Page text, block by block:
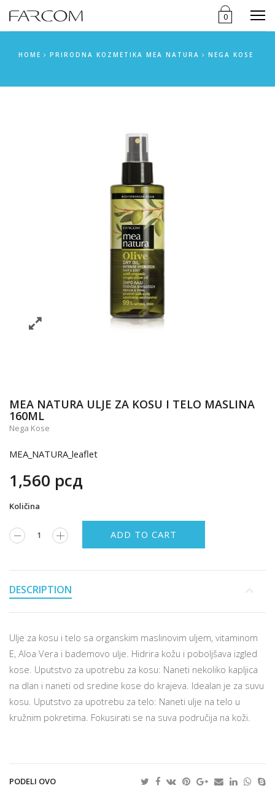
0 Menu
HOME PRIRODNA KOZMETIKA MEA NATURA NEGA KOSE
MEA NATURA ULJE ZA KOSU I TELO MASLINA
160ML
Nega Kose
MEA_NATURA_leaflet
1,560 рсд
Količina
ADD TO CART
DESCRIPTION
Ulje za kosu i telo sa organskim maslinovim uljem, vitaminom
E, Aloa Vera i bademovo ulje. Hidrira kožu i poboljšava izgled
kose. Uputstvo za upotrebu za kosu: Naneti nekoliko kapljica
na dlan i naneti od sredine kose do krajeva. Idealan je za suvu
kosu. Uputstvo za upotrebu za telo: Naneti ulje na telo u
kružnim pokretima. Fokusirati se na suva područija na koži.
PODELI OVO